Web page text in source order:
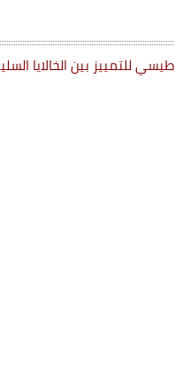
للتمييز بين الخالايا